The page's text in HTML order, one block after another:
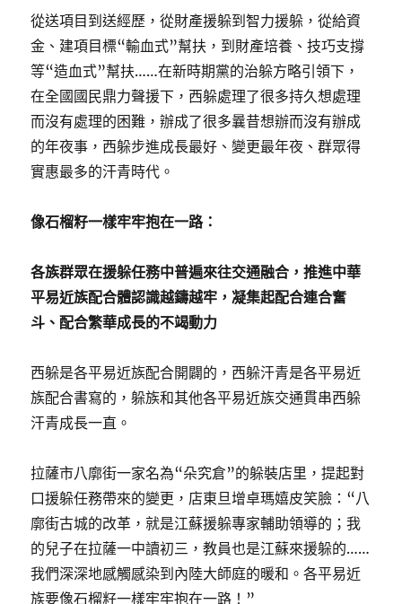
從送項目到送經歷，從財產援躲到智力援躲，從給資
金、建項目標“輸血式”幫扶，到財產培養、技巧支撐
等“造血式”幫扶……在新時期黨的治躲方略引領下，
在全國國民鼎力聲援下，西躲處理了很多持久想處理
而沒有處理的困難，辦成了很多曩昔想辦而沒有辦成
的年夜事，西躲步進成長最好、變更最年夜、群眾得
實惠最多的汗青時代。
像石榴籽一樣牢牢抱在一路：
各族群眾在援躲任務中普遍來往交通融合，推進中華
平易近族配合體認識越鑄越牢，凝集起配合連合奮
斗、配合繁華成長的不竭動力
西躲是各平易近族配合開闢的，西躲汗青是各平易近
族配合書寫的，躲族和其他各平易近族交通貫串西躲
汗青成長一直。
拉薩市八廓街一家名為“朵究倉”的躲裝店里，提起對
口援躲任務帶來的變更，店東旦增卓瑪嬉皮笑臉：“八
廓街古城的改革，就是江蘇援躲專家輔助領導的；我
的兒子在拉薩一中讀初三，教員也是江蘇來援躲的……
我們深深地感觸感染到內陸大師庭的暖和。各平易近
族要像石榴籽一樣牢牢抱在一路！”